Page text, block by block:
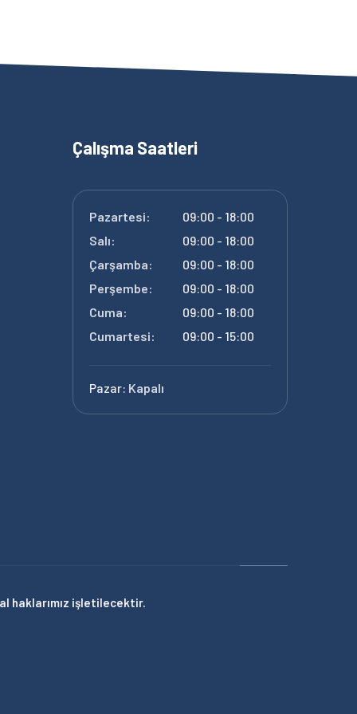
Çalışma Saatleri
Pazartesi:
09:00 - 18:00
Salı:
09:00 - 18:00
Çarşamba:
09:00 - 18:00
Perşembe:
09:00 - 18:00
Cuma:
09:00 - 18:00
Cumartesi:
09:00 - 15:00
Pazar: Kapalı
haklarımız işletilecektir.